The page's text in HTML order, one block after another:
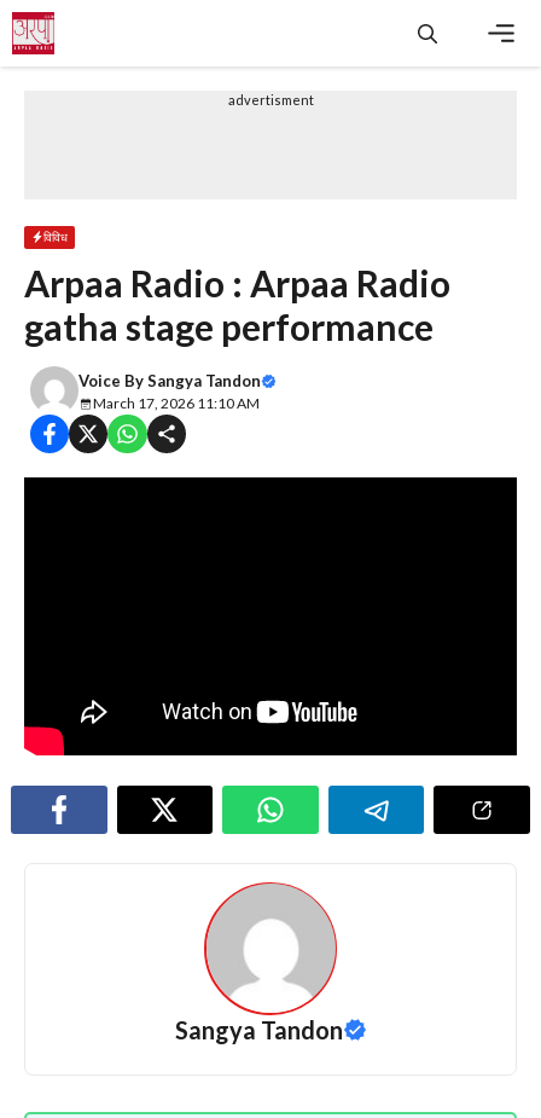
Skip
to
content
advertisment
विविध
Arpaa Radio : Arpaa Radio
gatha stage performance
Voice BySangya Tandon
March 17, 2026 11:10 AM
Sangya Tandon